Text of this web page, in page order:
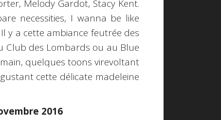
Melody Gardot, Stacy Kent.
necessities, I wanna be like
y a cette ambiance feutrée des
Club des Lombards ou au Blue
quelques toons virevoltant
cette délicate madeleine
2016